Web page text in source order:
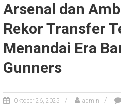
Arsenal dan
Rekor Transfer
Menandai Era
Gunners
Oktober 26, 2025 admin